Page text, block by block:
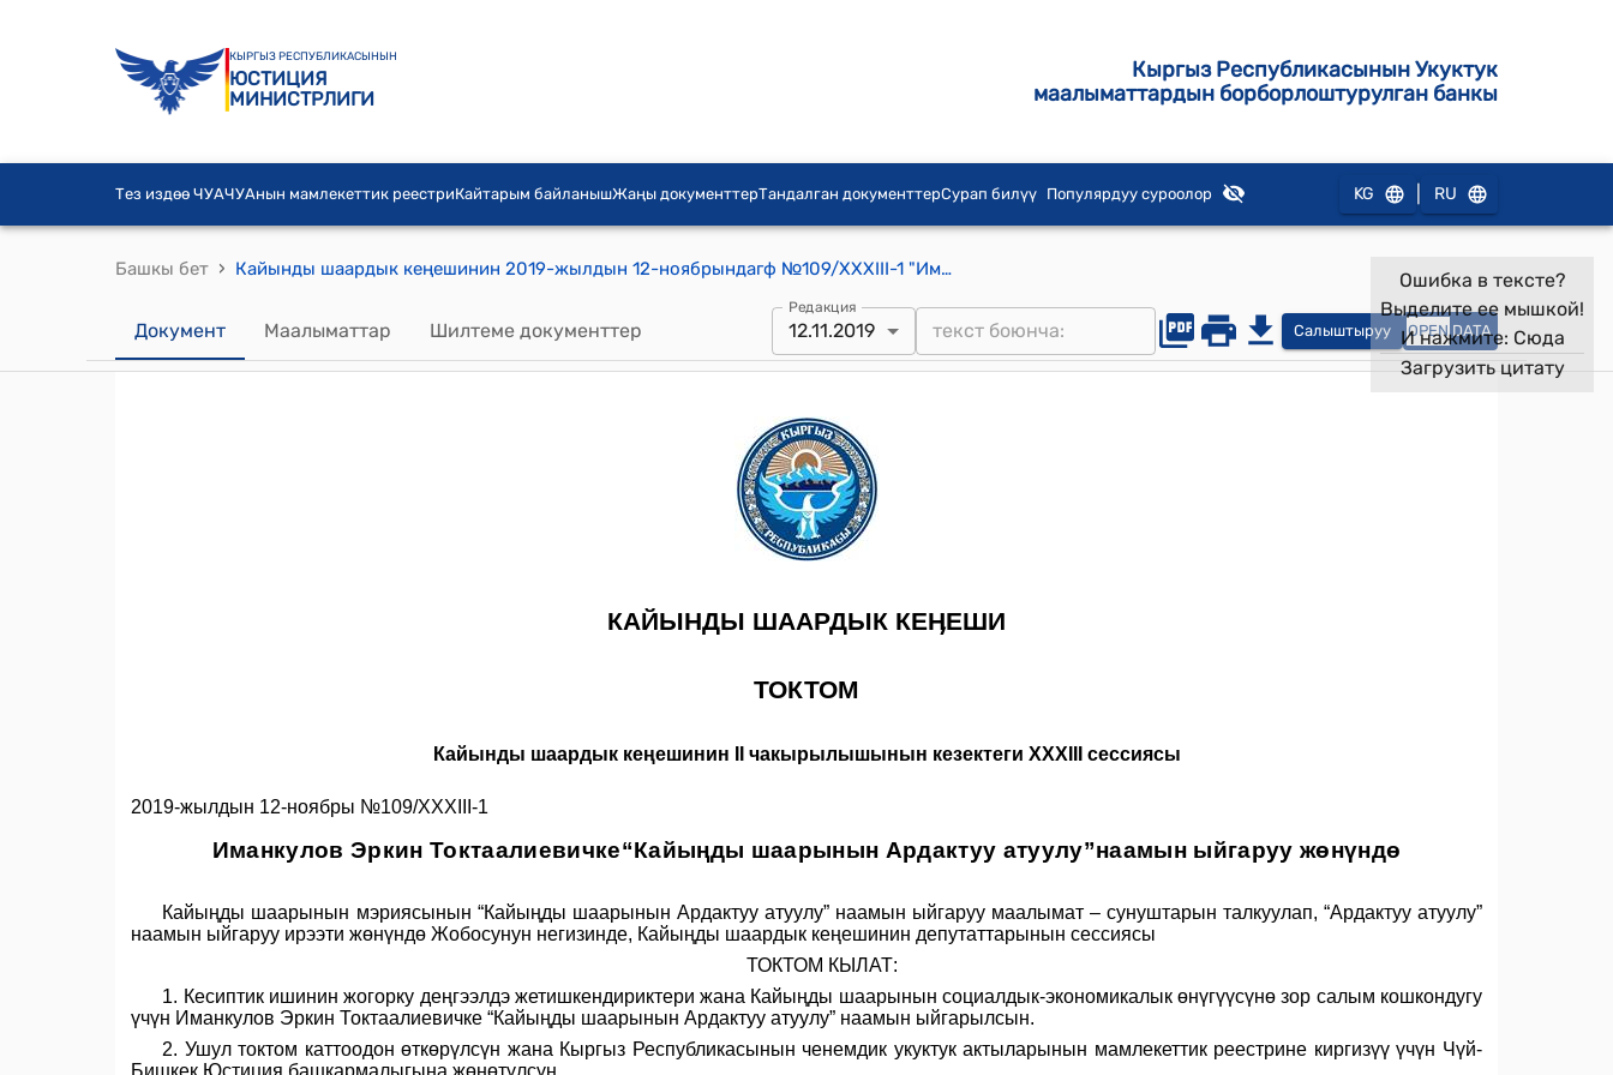
КЫРГЫЗ РЕСПУБЛИКАСЫНЫН
ЮСТИЦИЯ
МИНИСТРЛИГИ
Кыргыз Республикасынын Укуктук
маалыматтардын борборлоштурулган банкы
Тез издөө ЧУАЧУАнын мамлекеттик реестриКайтарым байланышЖаңы документтерТандалган документтерСурап билүү Популярдуу суроолор KG RU
Башкы бет › Кайынды шаардык кеңешинин 2019-жылдын 12-ноябрындагф №109/XXXIII-1 "Иманкулов Эркин Токтаалиевичке“Кайыңды шаарынын Ардактуу атуулу”наамын ыйгаруу жөнүндө"токтому
Документ Маалыматтар Шилтеме документтер
Редакция
12.11.2019 Салыштыруу OPEN DATA
Ошибка в тексте?
Выделите ее мышкой!
И нажмите: Сюда
Загрузить цитату